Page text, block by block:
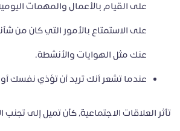
على القيام بالأعمال والمهمات
على الاستمتاع بالأمور التي كان من
عنك مثل الهوايات والأنشطة.
عندما تشعر أنك تريد أن تؤذي نفسك أو
تأثر العلاقات الاجتماعية، كأن تميل إلى تجنب